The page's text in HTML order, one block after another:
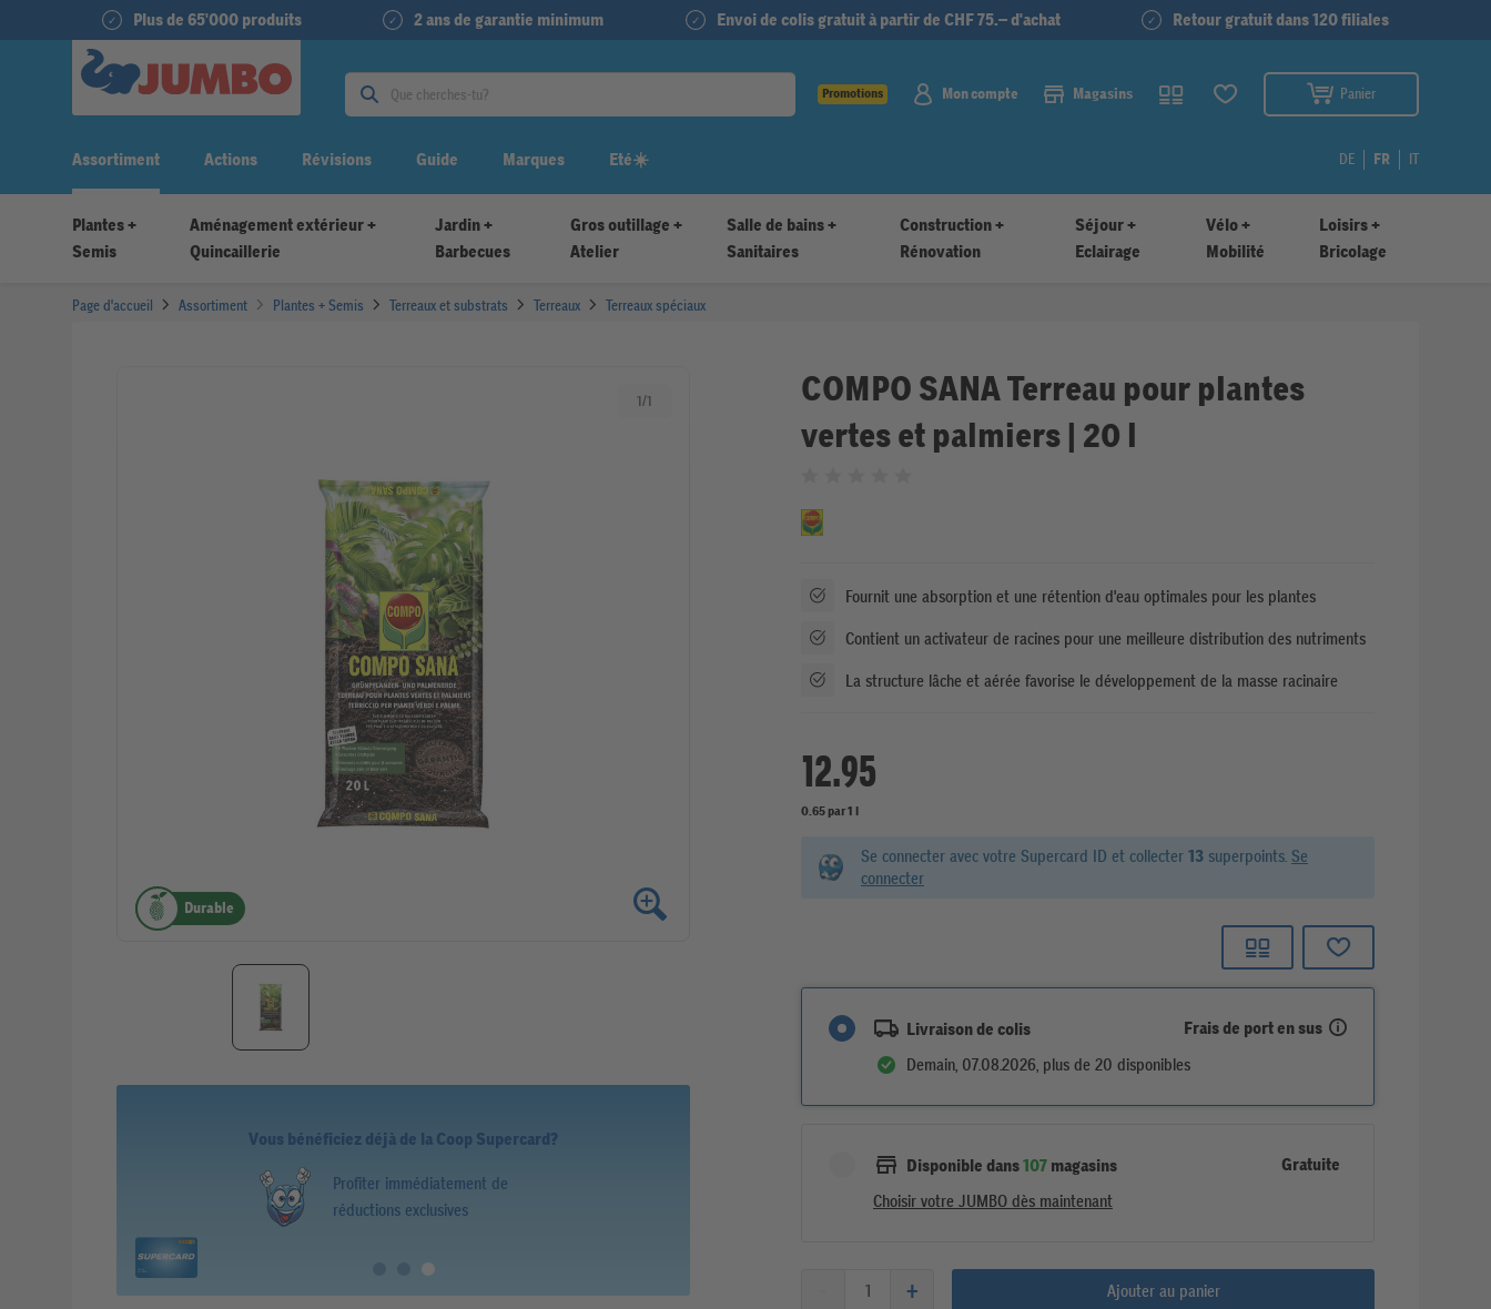
Plus de 65'000 produits 2 ans de garantie minimum Envoi de colis gratuit à partir de CHF 75.– d'achat Retour gratuit dans 120 filiales
Promotions Mon compte Magasins Panier
Assortiment
Plantes +
Semis
Aménagement extérieur +
Quincaillerie
Jardin +
Barbecues
Gros outillage +
Atelier
Salle de bains +
Sanitaires
Construction +
Rénovation
Séjour +
Eclairage
Vélo +
Mobilité
Loisirs +
Bricolage
Actions Révisions Guide Marques Eté☀️ DE FR IT
Page d'accueil Assortiment Plantes + Semis Terreaux et substrats Terreaux Terreaux spéciaux
1/1
Durable
COMPO SANA Terreau pour plantes
vertes et palmiers | 20 l
Fournit une absorption et une rétention d'eau optimales pour les plantes
Contient un activateur de racines pour une meilleure distribution des nutriments
La structure lâche et aérée favorise le développement de la masse racinaire
12.95
0.65 par 1 l
Se connecter avec votre Supercard ID et collecter 13 superpoints. Se
connecter
Livraison de colis Frais de port en sus
Demain, 07.08.2026, plus de 20 disponibles
Disponible dans107 magasins Gratuite
Choisir votre JUMBO dès maintenant
Ajouter au panier
Vous bénéficiez déjà de la Coop Supercard?
Profiter immédiatement de
réductions exclusives